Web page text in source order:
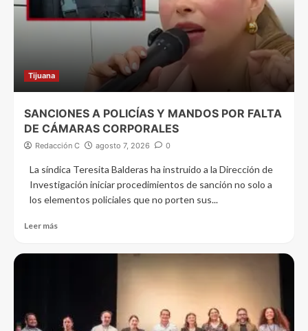
Tijuana
SANCIONES A POLICÍAS Y MANDOS POR FALTA
DE CÁMARAS CORPORALES
Redacción C agosto 7, 2026 0
La síndica Teresita Balderas ha instruido a la Dirección de
Investigación iniciar procedimientos de sanción no solo a
los elementos policiales que no porten sus...
Leer más